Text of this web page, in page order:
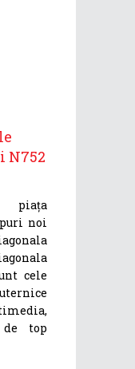
N752
piața
noi
cele
de top